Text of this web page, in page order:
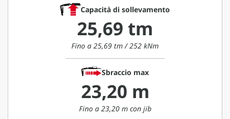
Capacità di sollevamento
25,69 tm
Fino a 25,69 tm / 252 kNm
Sbraccio max
23,20 m
Fino a 23,20 m con jib